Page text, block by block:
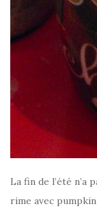
La fin de l’été n’a
rime avec